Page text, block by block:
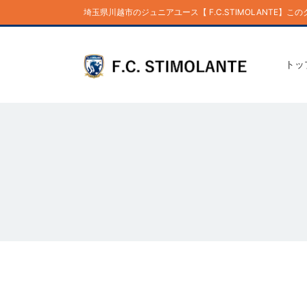
埼玉県川越市のジュニアユース【 F.C.STIMOLANTE】こ
ト